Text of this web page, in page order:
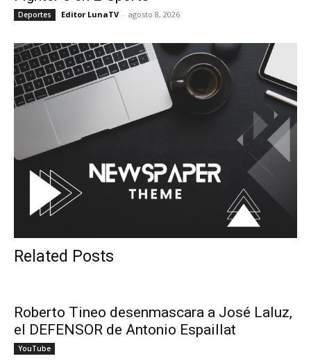
Deportes Editor LunaTV - agosto 8, 2026
Related Posts
Roberto Tineo desenmascara a José Laluz,
el DEFENSOR de Antonio Espaillat
YouTube